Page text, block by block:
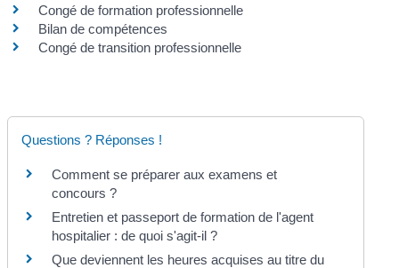
Congé de formation professionnelle
Bilan de compétences
Congé de transition professionnelle
Questions ? Réponses !
Comment se préparer aux examens et
concours ?
Entretien et passeport de formation de l'agent
hospitalier : de quoi s'agit-il ?
Que deviennent les heures acquises au titre du